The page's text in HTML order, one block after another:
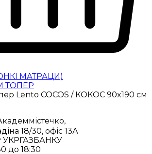
МАТРАЦИ)
ТОПЕР
Lento COCOS / КОКОС 90x190 см
18/30, офіс 13А
УКРГАЗБАНКУ
до 18:30